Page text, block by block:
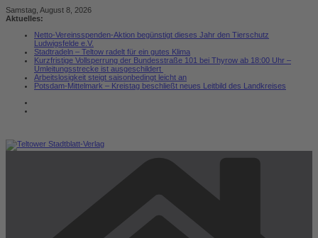
Zum
Inhalt
Samstag, August 8, 2026
Aktuelles:
Netto-Vereinsspenden-Aktion begünstigt dieses Jahr den Tierschutz
Ludwigsfelde e.V.
Stadtradeln – Teltow radelt für ein gutes Klima
Kurzfristige Vollsperrung der Bundesstraße 101 bei Thyrow ab 18:00 Uhr –
Umleitungsstrecke ist ausgeschildert
Arbeitslosigkeit steigt saisonbedingt leicht an
Potsdam-Mittelmark – Kreistag beschließt neues Leitbild des Landkreises